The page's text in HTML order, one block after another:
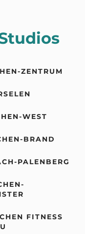
ZENTRUM
WEST
BRAND
PALENBERG
FITNESS